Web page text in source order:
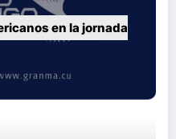
en la jornada